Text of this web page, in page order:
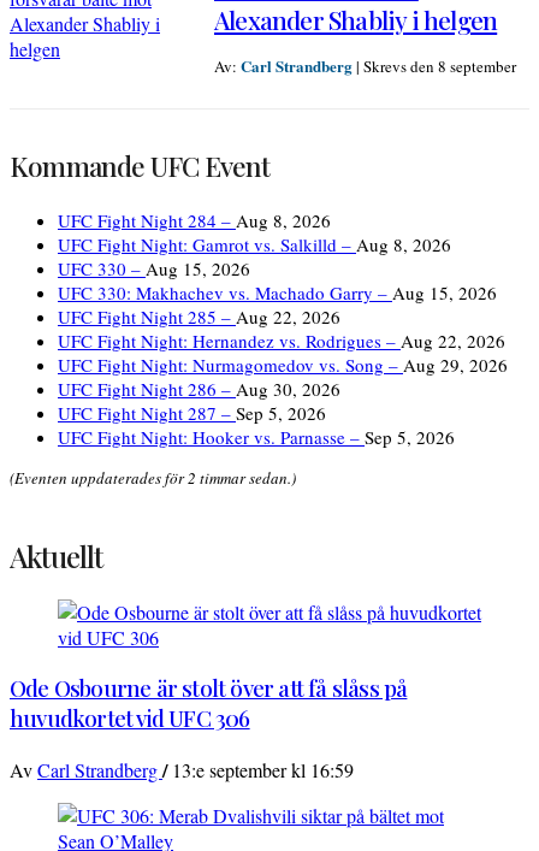
Alexander Shabliy i helgen
Av: Carl Strandberg| Skrevs den 8 september
Kommande UFC Event
UFC Fight Night 284 – Aug 8, 2026
UFC Fight Night: Gamrot vs. Salkilld – Aug 8, 2026
UFC 330 – Aug 15, 2026
UFC 330: Makhachev vs. Machado Garry – Aug 15, 2026
UFC Fight Night 285 – Aug 22, 2026
UFC Fight Night: Hernandez vs. Rodrigues – Aug 22, 2026
UFC Fight Night: Nurmagomedov vs. Song – Aug 29, 2026
UFC Fight Night 286 – Aug 30, 2026
UFC Fight Night 287 – Sep 5, 2026
UFC Fight Night: Hooker vs. Parnasse – Sep 5, 2026
(Eventen uppdaterades för 2 timmar sedan.)
Aktuellt
Ode Osbourne är stolt över att få slåss på
huvudkortet vid UFC 306
AvCarl Strandberg/ 13:e september kl 16:59